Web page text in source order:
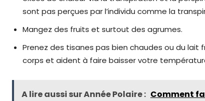
sont pas perçues par l’individu comme la
Mangez des fruits et surtout des agrumes.
Prenez des tisanes pas bien chaudes ou du lait
corps et aident à faire baisser votre
A lire aussi sur Année Polaire : Comment